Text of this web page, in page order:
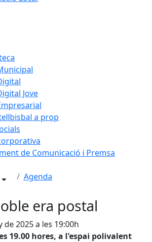
Jove
a prop
de Comunicació i Premsa
Agenda
era postal
de 2025 a les 19:00h
19.00 hores, a l'espai polivalent